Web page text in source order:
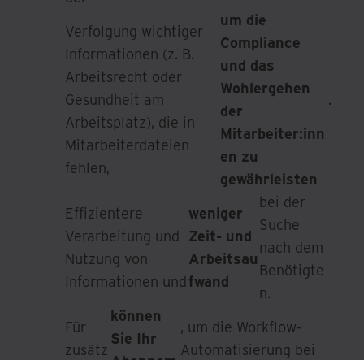
Verfolgung wichtiger
Informationen (z. B.
Arbeitsrecht oder
Gesundheit am
Arbeitsplatz), die in
Mitarbeiterdateien
fehlen,
um die
Compliance
und das
Wohlergehen
der
Mitarbeiter:inn
en zu
gewährleisten
.
Effizientere
Verarbeitung und
Nutzung von
Informationen und
weniger
Zeit- und
Arbeitsau
fwand
bei der
Suche
nach dem
Benötigte
n.
Für
zusätz
können
Sie Ihr
, um die Workflow-
Automatisierung bei